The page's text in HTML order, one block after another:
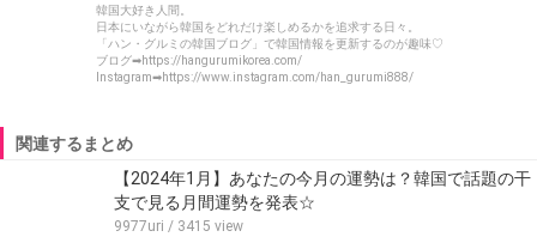
韓国大好き人間。
日本にいながら韓国をどれだけ楽しめるかを追求する日々。
「ハン・グルミの韓国ブログ」で韓国情報を更新するのが趣味♡
ブログ➡https://hangurumikorea.com/
Instagram➡https://www.instagram.com/han_gurumi888/
関連するまとめ
【2024年1月】あなたの今月の運勢は？韓国で話題の干
支で見る月間運勢を発表☆
9977uri / 3415 view